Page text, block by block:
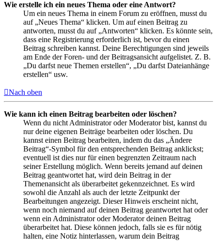
Wie erstelle ich ein neues Thema oder eine Antwort?
Um ein neues Thema in einem Forum zu eröffnen, musst du
auf „Neues Thema“ klicken. Um auf einen Beitrag zu
antworten, musst du auf „Antworten“ klicken. Es könnte sein,
dass eine Registrierung erforderlich ist, bevor du einen
Beitrag schreiben kannst. Deine Berechtigungen sind jeweils
am Ende der Foren- und der Beitragsansicht aufgelistet. Z. B.
„Du darfst neue Themen erstellen“, „Du darfst Dateianhänge
erstellen“ usw.
Nach oben
Wie kann ich einen Beitrag bearbeiten oder löschen?
Wenn du nicht Administrator oder Moderator bist, kannst du
nur deine eigenen Beiträge bearbeiten oder löschen. Du
kannst einen Beitrag bearbeiten, indem du das „Ändere
Beitrag“-Symbol für den entsprechenden Beitrag anklickst;
eventuell ist dies nur für einen begrenzten Zeitraum nach
seiner Erstellung möglich. Wenn bereits jemand auf deinen
Beitrag geantwortet hat, wird dein Beitrag in der
Themenansicht als überarbeitet gekennzeichnet. Es wird
sowohl die Anzahl als auch der letzte Zeitpunkt der
Bearbeitungen angezeigt. Dieser Hinweis erscheint nicht,
wenn noch niemand auf deinen Beitrag geantwortet hat oder
wenn ein Administrator oder Moderator deinen Beitrag
überarbeitet hat. Diese können jedoch, falls sie es für nötig
halten, eine Notiz hinterlassen, warum dein Beitrag